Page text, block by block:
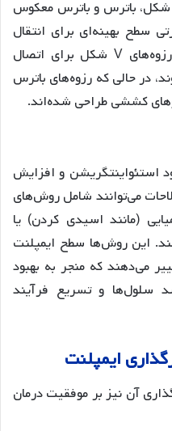
انواع مختلف رزوه شامل مربعی، V شکل، باترس و باترس معکوس
سطح بهینه‌ای برای انتقال
نیروهای فشاری فراهم می‌کنند. رزوه‌های V شکل برای اتصال
در حالی که رزوه‌های باترس
کششی طراحی شده‌اند.
استئواینتگریشن و افزایش
می‌توانند شامل روش‌های
(مانند اسیدی کردن) یا
. این روش‌ها سطح ایمپلنت
می‌دهند که منجر به بهبود
سلول‌ها و تسریع فرآیند
ایمپلنت
آن نیز بر موفقیت درمان